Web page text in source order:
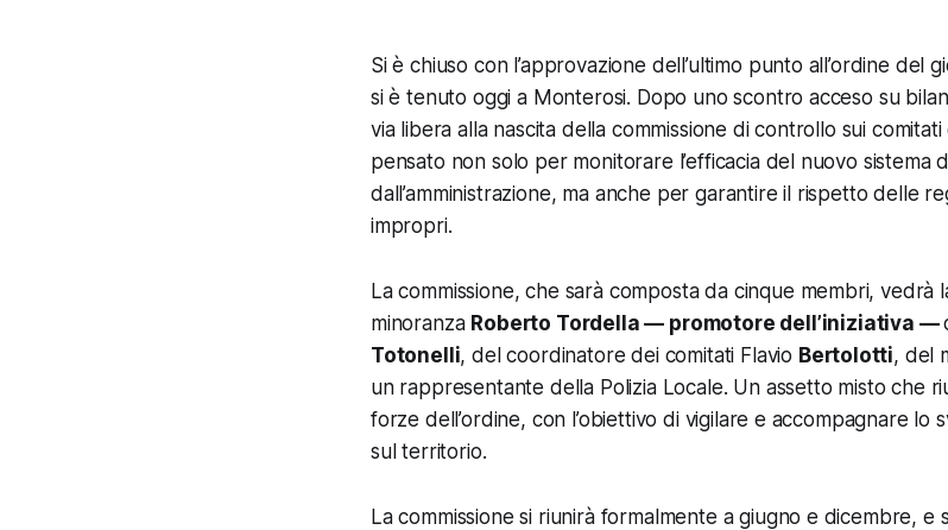
Si è chiuso con l’approvazione dell’ultimo punto all’ordine del
si è tenuto oggi a Monterosi. Dopo uno scontro acceso su
via libera alla nascita della commissione di controllo sui
pensato non solo per monitorare l’efficacia del nuovo sistema
dall’amministrazione, ma anche per garantire il rispetto delle
impropri.
La commissione, che sarà composta da cinque membri,
minoranza Roberto Tordella — promotore dell’iniziativa —
Totonelli, del coordinatore dei comitati Flavio Bertolotti, del
un rappresentante della Polizia Locale. Un assetto misto che
forze dell’ordine, con l’obiettivo di vigilare e accompagnare lo
sul territorio.
La commissione si riunirà formalmente a giugno e dicembre, e